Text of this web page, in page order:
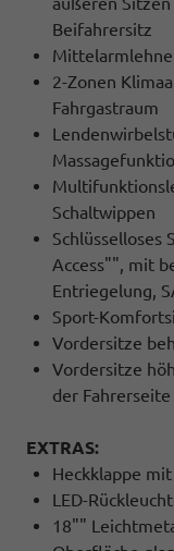
Beifahrersitz
2-Zonen
Fahrgastraum
Schaltwippen
Schlüsselloses
Access"", mit
Entriegelung,
Sport-
Vordersitze
Vordersitze
der Fahrerseite
EXTRAS:
Heckklappe
LED-
18""